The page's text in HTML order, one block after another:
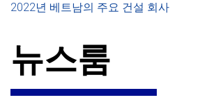
2022년 베트남의 주요 건설 회사
뉴스룸